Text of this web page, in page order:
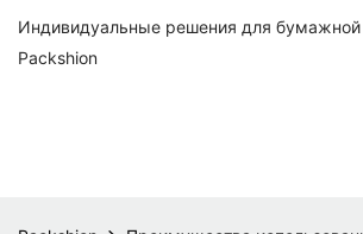
Индивидуальные решения для
Packshion